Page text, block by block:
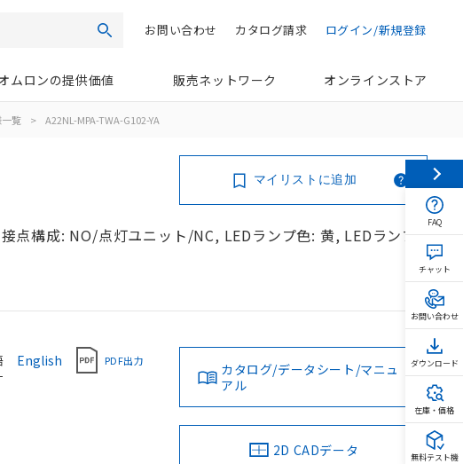
検索 ログイン/新規登録
カタログ請求
お問い合わせ
ムロンの提供価値 販売ネットワーク オンラインストア
覧 > A22NL-MPA-TWA-G102-YA
点構成: NO/点灯ユニット/NC, LEDランプ色: 黄, LEDランプ
マイリストに追加
English PDF出力
カタログ/データシート/マニュ
アル
2D CADデータ
FAQ
チャット
お問い合わせ
ダウンロード
在庫・価格
無料テスト機